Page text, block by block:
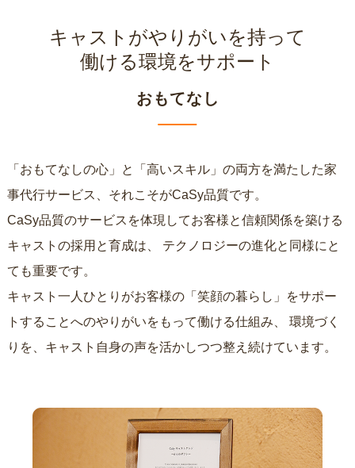
キャストがやりがいを持って
働ける環境をサポート
おもてなし
「おもてなしの心」と「高いスキル」の両方を満たした家
事代行サービス、それこそがCaSy品質です。
CaSy品質のサービスを体現してお客様と信頼関係を築ける
キャストの採用と育成は、
ても重要です。
キャスト一人ひとりがお客様の「笑顔の暮らし」をサポー
トすることへのやりがいをもって働ける仕組み、
りを、キャスト自身の声を活かしつつ整え続けています。